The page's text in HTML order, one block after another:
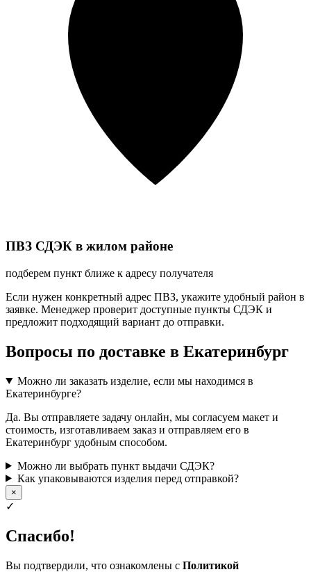
ПВЗ СДЭК в жилом районе
подберем пункт ближе к адресу получателя
Если нужен конкретный адрес ПВЗ, укажите удобный район в
заявке. Менеджер проверит доступные пункты СДЭК и
предложит подходящий вариант до отправки.
Вопросы по доставке в Екатеринбург
Можно ли заказать изделие, если мы находимся в
Екатеринбурге?
Да. Вы отправляете задачу онлайн, мы согласуем макет и
стоимость, изготавливаем заказ и отправляем его в
Екатеринбург удобным способом.
Можно ли выбрать пункт выдачи СДЭК?
Как упаковываются изделия перед отправкой?
×
✓
Спасибо!
Вы подтвердили, что ознакомлены с Политикой